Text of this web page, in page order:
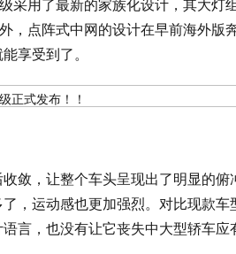
采用了最新的家族化设计，其大灯
，点阵式中网的设计在早前海外版
享受到了。
敛，让整个车头呈现出了明显的
，运动感也更加强烈。对比现款车
言，也没有让它丧失中大型轿车应